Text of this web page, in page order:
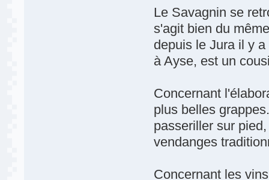
Le Savagnin se
s'agit bien du
depuis le Jura il y
à Ayse, est un
Concernant
plus belles
passeriller sur
vendanges
Concernant les